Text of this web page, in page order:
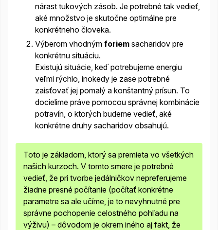
nárast tukových zásob. Je potrebné tak vedieť,
aké množstvo je skutočne optimálne pre
konkrétneho človeka.
Výberom vhodným foriem sacharidov pre
konkrétnu situáciu.
Existujú situácie, keď potrebujeme energiu
veľmi rýchlo, inokedy je zase potrebné
zaisťovať jej pomalý a konštantný prísun. To
docielime práve pomocou správnej kombinácie
potravín, o ktorých budeme vedieť, aké
konkrétne druhy sacharidov obsahujú.
Toto je základom, ktorý sa premieta vo všetkých
našich kurzoch. V tomto smere je potrebné
vedieť, že pri tvorbe jedálničkov nepreferujeme
žiadne presné počítanie (počítať konkrétne
parametre sa ale učíme, je to nevyhnutné pre
správne pochopenie celostného pohľadu na
výživu) – dôvodom je okrem iného aj fakt, že